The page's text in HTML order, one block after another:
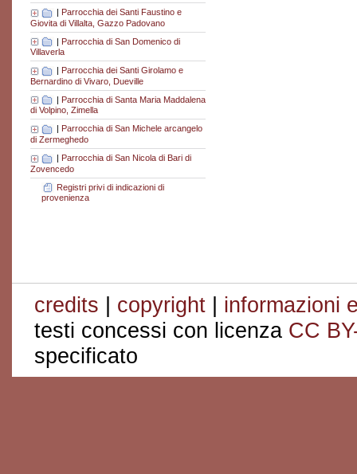
Parrocchia dei Santi Faustino e
Giovita di Villalta, Gazzo Padovano
| Parrocchia di San Domenico di
Villaverla
Parrocchia dei Santi Girolamo e
Bernardino di Vivaro, Dueville
| Parrocchia di Santa Maria Maddalena
di Volpino, Zimella
Parrocchia di San Michele arcangelo
di Zermeghedo
| Parrocchia di San Nicola di Bari di
Zovencedo
Registri privi di indicazioni di
provenienza
credits | copyright | informazioni
testi concessi con licenza CC
specificato